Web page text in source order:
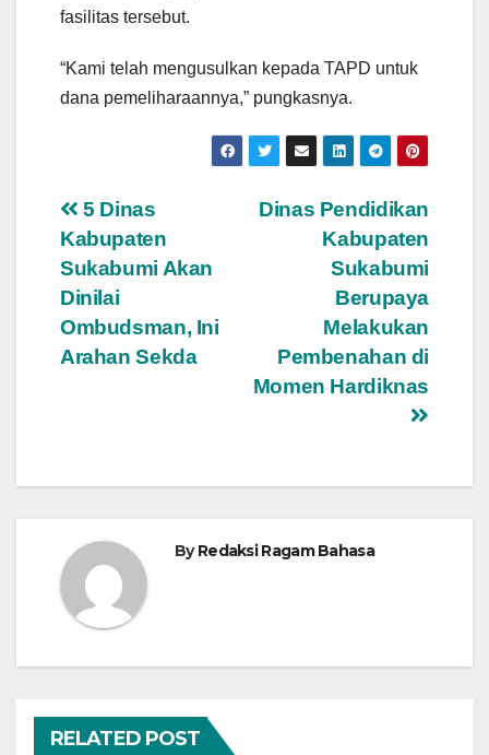
fasilitas tersebut.
“Kami telah mengusulkan kepada TAPD untuk
dana pemeliharaannya,” pungkasnya.
Navigasi
pos
Dinas Pendidikan
Kabupaten
Sukabumi
Berupaya
Melakukan
Pembenahan di
Momen Hardiknas
5 Dinas
Kabupaten
Sukabumi Akan
Dinilai
Ombudsman, Ini
Arahan Sekda
ByRedaksi Ragam Bahasa
RELATED POST